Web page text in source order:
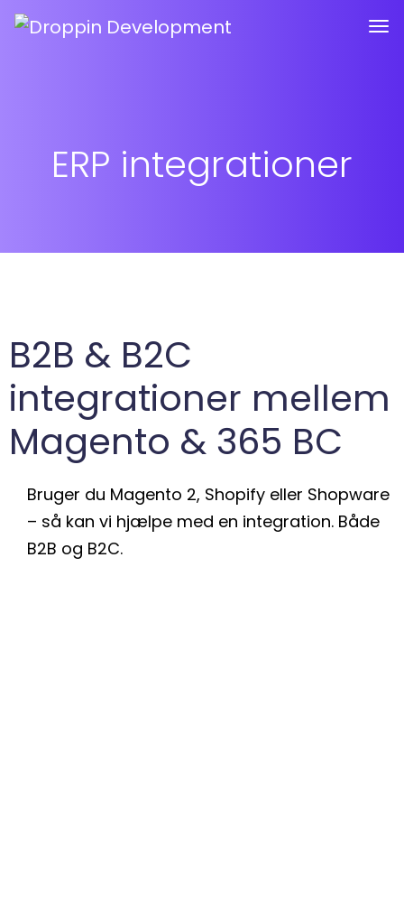
ERP integrationer
B2B & B2C
integrationer mellem
Magento & 365 BC
Bruger du Magento 2, Shopify eller Shopware
– så kan vi hjælpe med en integration. Både
B2B og B2C.